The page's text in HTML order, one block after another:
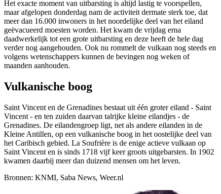
Het exacte moment van uitbarsting is altijd lastig te voorspellen,
maar afgelopen donderdag nam de activiteit dermate sterk toe, dat
meer dan 16.000 inwoners in het noordelijke deel van het eiland
geëvacueerd moesten worden. Het kwam de vrijdag erna
daadwerkelijk tot een grote uitbarsting en deze heeft de hele dag
verder nog aangehouden. Ook nu rommelt de vulkaan nog steeds en
volgens wetenschappers kunnen de bevingen nog weken of
maanden aanhouden.
Vulkanische boog
Saint Vincent en de Grenadines bestaat uit één groter eiland - Saint
Vincent - en ten zuiden daarvan talrijke kleine eilandjes - de
Grenadines. De eilandengroep ligt, net als andere eilanden in de
Kleine Antillen, op een vulkanische boog in het oostelijke deel van
het Caribisch gebied. La Soufrière is de enige actieve vulkaan op
Saint Vincent en is sinds 1718 vijf keer groots uitgebarsten. In 1902
kwamen daarbij meer dan duizend mensen om het leven.
Bronnen: KNMI, Saba News, Weer.nl